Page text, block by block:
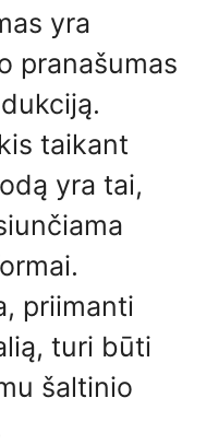
yra
pranašumas
taikant
yra tai,
priimanti
turi būti
šaltinio